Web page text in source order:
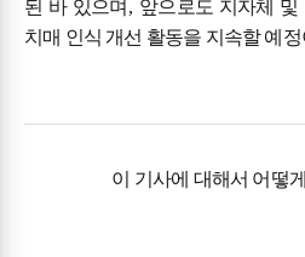
된 바 있으며 , 앞으로도 지자체
치매 인식 개선 활동을 지속할 예
이 기사에 대해서 어떻